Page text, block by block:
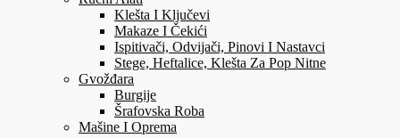
Klešta I Ključevi
Makaze I Čekići
Ispitivači, Odvijači, Pinovi I Nastavci
Stege, Heftalice, Klešta Za Pop Nitne
Gvožđara
Burgije
Šrafovska Roba
Mašine I Oprema